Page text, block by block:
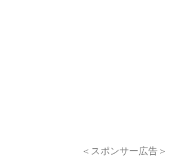
＜スポンサー広告＞